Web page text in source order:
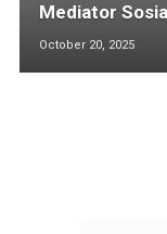
Mediator
October 20, 2025